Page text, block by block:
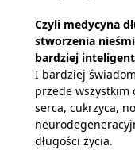
Czyli medycyna
stworzenia
bardziej
I bardziej
przede wszystkim
serca, cukrzyca,
długości życia.